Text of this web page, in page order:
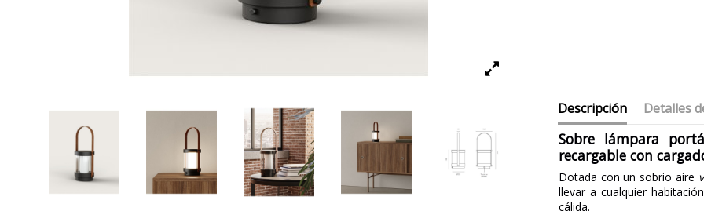
Descripción Detalles
Sobre lámpara
recargable con
Dotada con un sobrio aire
llevar a cualquier
cálida.